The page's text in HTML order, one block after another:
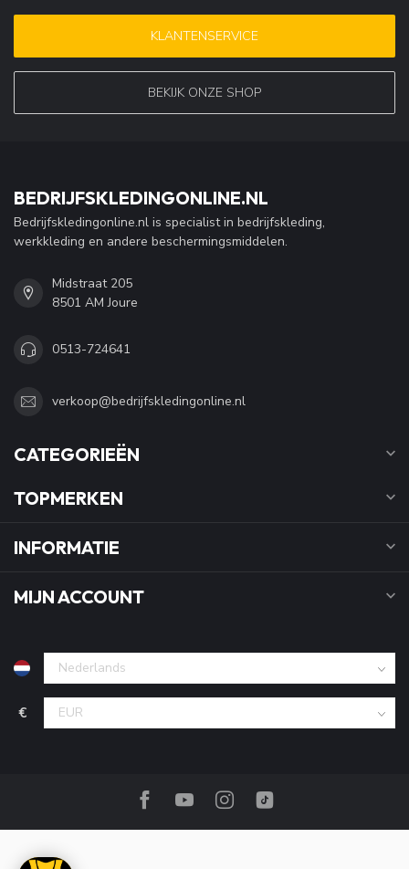
KLANTENSERVICE
BEKIJK ONZE SHOP
BEDRIJFSKLEDINGONLINE.NL
Bedrijfskledingonline.nl is specialist in bedrijfskleding,
werkkleding en andere beschermingsmiddelen.
Midstraat 205
8501 AM Joure
0513-724641
verkoop@bedrijfskledingonline.nl
CATEGORIEËN
TOPMERKEN
INFORMATIE
MIJN ACCOUNT
€